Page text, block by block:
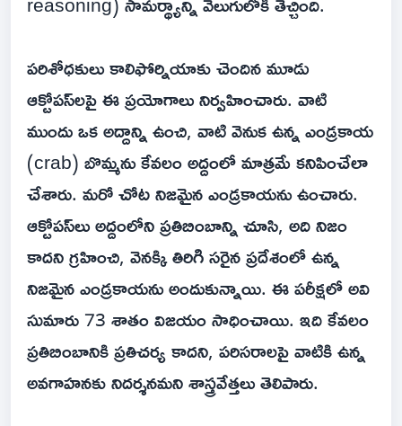
పరిశోధకులు కాలిఫోర్నియాకు చెందిన మూడు
ఆక్టోపస్‌లపై ఈ ప్రయోగాలు నిర్వహించారు. వాటి
ముందు ఒక అద్దాన్ని ఉంచి, వాటి వెనుక ఉన్న ఎండ్రకాయ
(crab) బొమ్మను కేవలం అద్దంలో మాత్రమే కనిపించేలా
చేశారు. మరో చోట నిజమైన ఎండ్రకాయను ఉంచారు.
ఆక్టోపస్‌లు అద్దంలోని ప్రతిబింబాన్ని చూసి, అది నిజం
కాదని గ్రహించి, వెనక్కి తిరిగి సరైన ప్రదేశంలో ఉన్న
నిజమైన ఎండ్రకాయను అందుకున్నాయి. ఈ పరీక్షలో అవి
సుమారు 73 శాతం విజయం సాధించాయి. ఇది కేవలం
ప్రతిబింబానికి ప్రతిచర్య కాదని, పరిసరాలపై వాటికి ఉన్న
అవగాహనకు నిదర్శనమని శాస్త్రవేత్తలు తెలిపారు.